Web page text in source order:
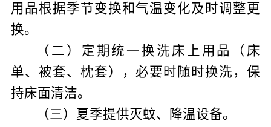
用品根据季节变换和气温变化及时调整更
换。
（二）定期统一换洗床上用品（床
单、被套、枕套），必要时随时换洗，保
持床面清洁。
（三）夏季提供灭蚊、降温设备。